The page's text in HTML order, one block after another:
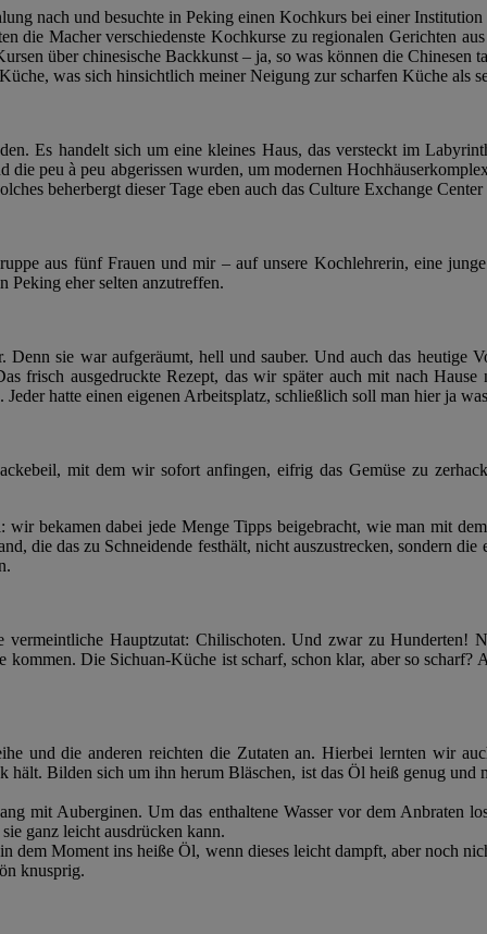
nach und besuchte in Peking einen Kochkurs bei einer
die Macher verschiedenste Kochkurse zu regionalen Gerichten
über chinesische Backkunst – ja, so was können die Chinesen
was sich hinsichtlich meiner Neigung zur scharfen Küche als
Es handelt sich um eine kleines Haus, das versteckt im
peu à peu abgerissen wurden, um modernen
beherbergt dieser Tage eben auch das Culture Exchange
aus fünf Frauen und mir – auf unsere Kochlehrerin, eine
Peking eher selten anzutreffen.
sie war aufgeräumt, hell und sauber. Und auch das heutige
frisch ausgedruckte Rezept, das wir später auch mit nach
hatte einen eigenen Arbeitsplatz, schließlich soll man hier ja
mit dem wir sofort anfingen, eifrig das Gemüse zu
bekamen dabei jede Menge Tipps beigebracht, wie man mit
die das zu Schneidende festhält, nicht auszustrecken, sondern
Hauptzutat: Chilischoten. Und zwar zu Hunderten!
Die Sichuan-Küche ist scharf, schon klar, aber so
und die anderen reichten die Zutaten an. Hierbei lernten wir
Bilden sich um ihn herum Bläschen, ist das Öl heiß genug
mit Auberginen. Um das enthaltene Wasser vor dem Anbraten
ganz leicht ausdrücken kann.
Moment ins heiße Öl, wenn dieses leicht dampft, aber noch
knusprig.